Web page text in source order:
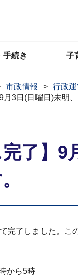
手続き 子
市政情報 行政
月3日(日曜日)未明
完了】
了しました。こ
から5時